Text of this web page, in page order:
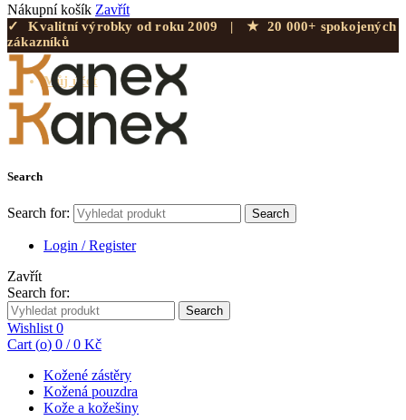
Nákupní košík Zavřít
✓ Kvalitní výrobky od roku 2009 | ★
20 000+ spokojených
zákazníků
Můj účet
Search
Search for: Search
Login / Register
Zavřít
Search for:
Search
Wishlist 0
Cart (o) 0 / 0 Kč
Kožené zástěry
Kožená pouzdra
Kože a kožešiny